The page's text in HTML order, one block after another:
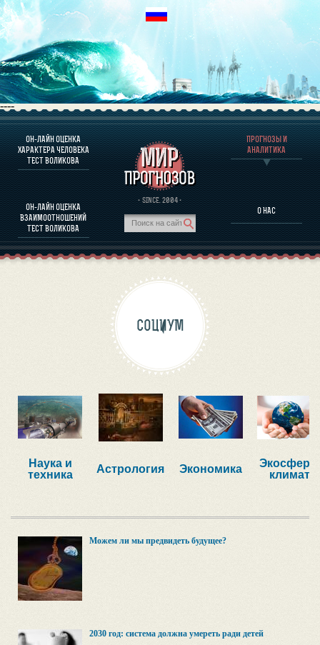
----
ОН-ЛАЙН ОЦЕНКА
ХАРАКТЕРА ЧЕЛОВЕКА
ТЕСТ ВОЛИКОВА
ОН-ЛАЙН ОЦЕНКА
ВЗАИМООТНОШЕНИЙ
ТЕСТ ВОЛИКОВА
· SINCE. 2004 ·
ПРОГНОЗЫ И
АНАЛИТИКА
О НАС
О ПРОГРАММЕ
ОЦЕНКА ХАРАКТЕРA ЧЕЛОВЕКА
ОЦЕНКА ХАРАКТЕРА ВЫДАЮЩИХСЯ ЛИЧНОСТЕЙ
О ПРОГРАММЕ
ПРОГНОЗЫ И АНАЛИТИКА
СОЦИУМ
Наука и
техника
Астрология Экономика
Экосфера,
климат
Можем ли мы предвидеть будущее?
2030 год: система должна умереть ради детей